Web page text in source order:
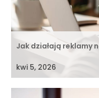
Jak działają reklamy
kwi 5, 2026